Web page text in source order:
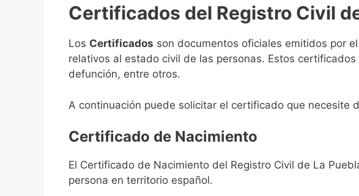
Certificados del Registro Civil
Los Certificados son documentos oficiales emitidos por el
relativos al estado civil de las personas. Estos
defunción, entre otros.
A continuación puede solicitar el certificado que necesite
Certificado de Nacimiento
El Certificado de Nacimiento del Registro Civil de La
persona en territorio español.